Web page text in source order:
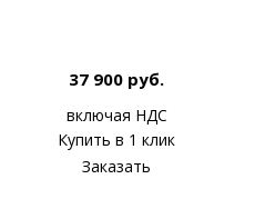
37 900 руб.
включая НДС
Купить в 1 клик
Заказать